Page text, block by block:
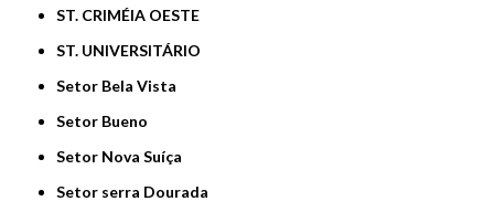
ST. CRIMÉIA OESTE
ST. UNIVERSITÁRIO
Setor Bela Vista
Setor Bueno
Setor Nova Suíça
Setor serra Dourada